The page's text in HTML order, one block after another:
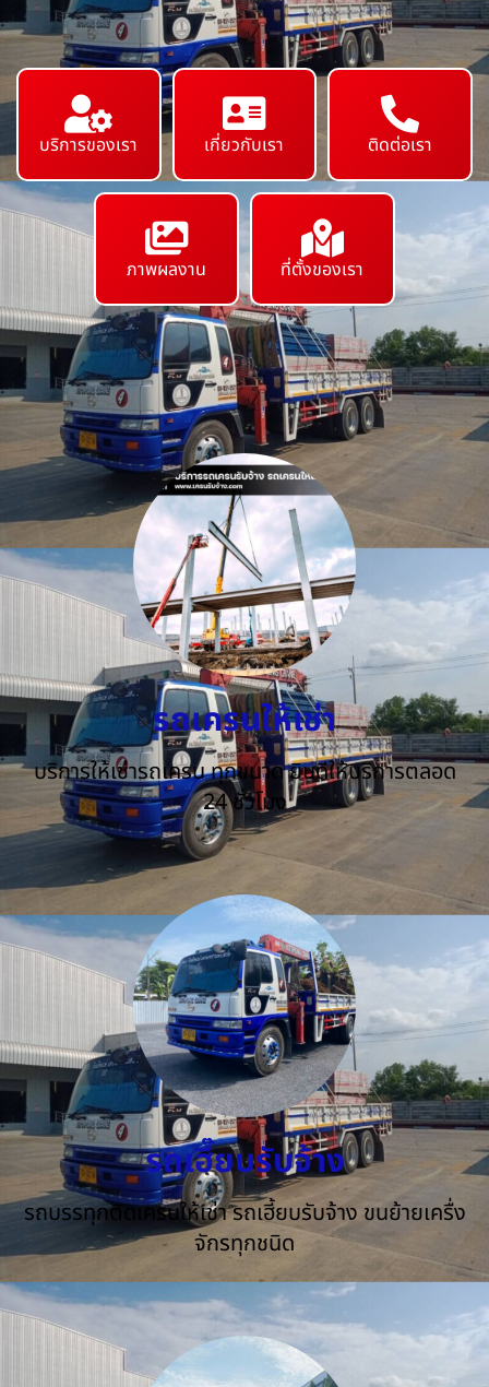
บริการของเรา เกี่ยวกับเรา ติดต่อเรา
ภาพผลงาน ที่ตั้งของเรา
รถเครนให้เช่า
บริการให้เช่ารถเครน ทุกขนาด ยินดีให้บริการตลอด
24 ชั่วโมง
รถเฮี๊ยบรับจ้าง
รถบรรทุกติดเครนให้เช่า รถเฮี้ยบรับจ้าง ขนย้ายเครื่ง
จักรทุกชนิด